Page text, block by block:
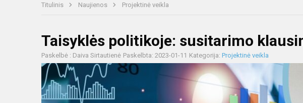
Titulinis Naujienos Projektinė veikla
Taisyklės politikoje: susitarimo
Paskelbė : Daiva Sirtautienė Paskelbta: 2023-01-11 Kategorija: Projektinė veikla